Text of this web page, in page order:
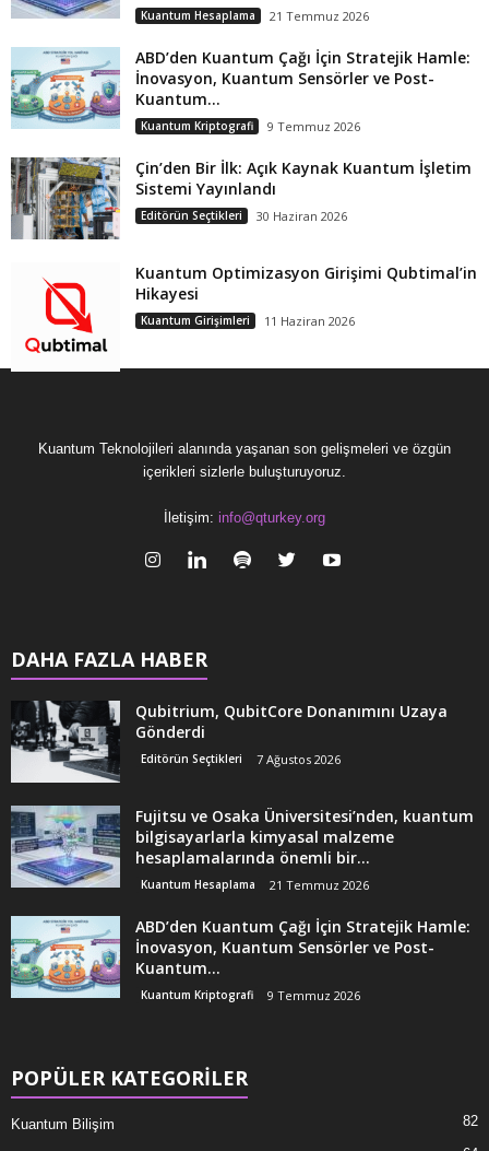
Kuantum Hesaplama 21 Temmuz 2026
ABD’den Kuantum Çağı İçin Stratejik Hamle:
İnovasyon, Kuantum Sensörler ve Post-
Kuantum...
Kuantum Kriptografi 9 Temmuz 2026
Çin’den Bir İlk: Açık Kaynak Kuantum İşletim
Sistemi Yayınlandı
Editörün Seçtikleri 30 Haziran 2026
Kuantum Optimizasyon Girişimi Qubtimal’in
Hikayesi
Kuantum Girişimleri 11 Haziran 2026
Kuantum Teknolojileri alanında yaşanan son gelişmeleri ve özgün
içerikleri sizlerle buluşturuyoruz.
İletişim: info@qturkey.org
DAHA FAZLA HABER
Qubitrium, QubitCore Donanımını Uzaya
Gönderdi
Editörün Seçtikleri 7 Ağustos 2026
Fujitsu ve Osaka Üniversitesi’nden, kuantum
bilgisayarlarla kimyasal malzeme
hesaplamalarında önemli bir...
Kuantum Hesaplama 21 Temmuz 2026
ABD’den Kuantum Çağı İçin Stratejik Hamle:
İnovasyon, Kuantum Sensörler ve Post-
Kuantum...
Kuantum Kriptografi 9 Temmuz 2026
POPÜLER KATEGORİLER
Kuantum Bilişim 82